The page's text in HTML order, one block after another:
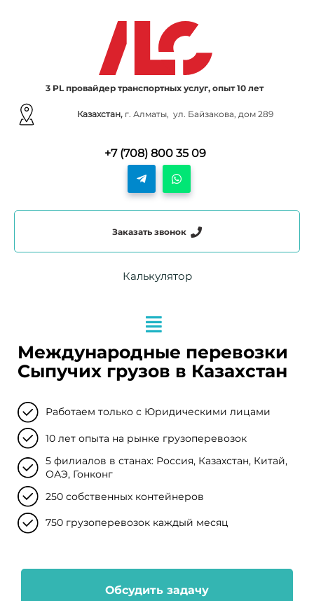
3 PL провайдер транспортных услуг, опыт 10 лет
Казахстан, г. Алматы, ул. Байзакова, дом 289
+7 (708) 800 35 09
Заказать звонок
Калькулятор
Международные перевозки
Сыпучих грузов в Казахстан
Работаем только с Юридическими лицами
10 лет опыта на рынке грузоперевозок
5 филиалов в станах: Россия, Казахстан, Китай,
ОАЭ, Гонконг
250 собственных контейнеров
750 грузоперевозок каждый месяц
Обсудить задачу